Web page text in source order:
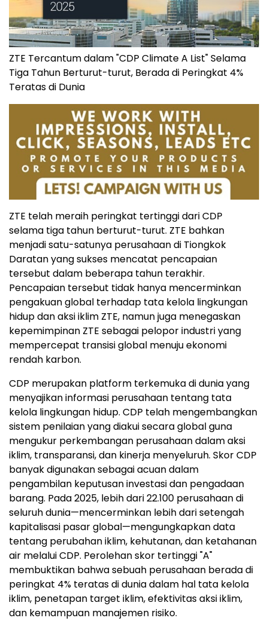
ZTE Tercantum dalam "CDP Climate A List" Selama
Tiga Tahun Berturut-turut, Berada di Peringkat 4%
Teratas di Dunia
ZTE telah meraih peringkat tertinggi dari CDP
selama tiga tahun berturut-turut. ZTE bahkan
menjadi satu-satunya perusahaan di Tiongkok
Daratan yang sukses mencatat pencapaian
tersebut dalam beberapa tahun terakhir.
Pencapaian tersebut tidak hanya mencerminkan
pengakuan global terhadap tata kelola lingkungan
hidup dan aksi iklim ZTE, namun juga menegaskan
kepemimpinan ZTE sebagai pelopor industri yang
mempercepat transisi global menuju ekonomi
rendah karbon.
CDP merupakan platform terkemuka di dunia yang
menyajikan informasi perusahaan tentang tata
kelola lingkungan hidup. CDP telah mengembangkan
sistem penilaian yang diakui secara global guna
mengukur perkembangan perusahaan dalam aksi
iklim, transparansi, dan kinerja menyeluruh. Skor CDP
banyak digunakan sebagai acuan dalam
pengambilan keputusan investasi dan pengadaan
barang. Pada 2025, lebih dari 22.100 perusahaan di
seluruh dunia—mencerminkan lebih dari setengah
kapitalisasi pasar global—mengungkapkan data
tentang perubahan iklim, kehutanan, dan ketahanan
air melalui CDP. Perolehan skor tertinggi "A"
membuktikan bahwa sebuah perusahaan berada di
peringkat 4% teratas di dunia dalam hal tata kelola
iklim, penetapan target iklim, efektivitas aksi iklim,
dan kemampuan manajemen risiko.